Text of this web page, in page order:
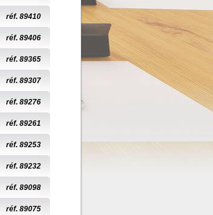
réf. 89410
réf. 89406
réf. 89365
réf. 89307
réf. 89276
réf. 89261
réf. 89253
réf. 89232
réf. 89098
réf. 89075